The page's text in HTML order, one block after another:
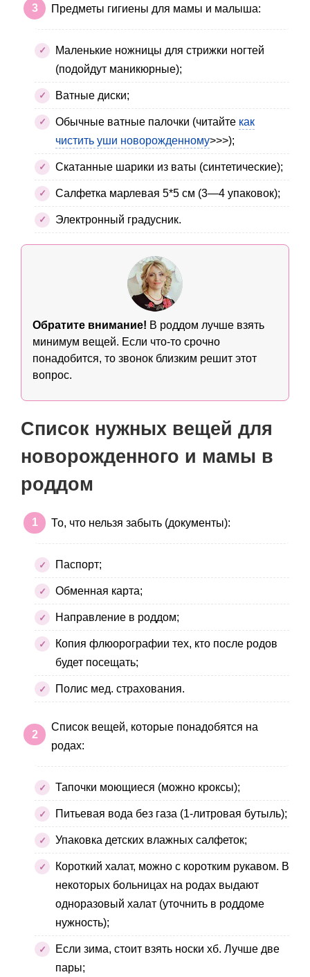
Предметы гигиены для мамы и малыша:
Маленькие ножницы для стрижки ногтей
(подойдут маникюрные);
Ватные диски;
Обычные ватные палочки (читайте как
чистить уши новорожденному>>>);
Скатанные шарики из ваты (синтетические);
Салфетка марлевая 5*5 см (3—4 упаковок);
Электронный градусник.
Обратите внимание! В роддом лучше взять
минимум вещей. Если что-то срочно
понадобится, то звонок близким решит этот
вопрос.
Список нужных вещей для
новорожденного и мамы в
роддом
То, что нельзя забыть (документы):
Паспорт;
Обменная карта;
Направление в роддом;
Копия флюорографии тех, кто после родов
будет посещать;
Полис мед. страхования.
Список вещей, которые понадобятся на
родах:
Тапочки моющиеся (можно кроксы);
Питьевая вода без газа (1-литровая бутыль);
Упаковка детских влажных салфеток;
Короткий халат, можно с коротким рукавом. В
некоторых больницах на родах выдают
одноразовый халат (уточнить в роддоме
нужность);
Если зима, стоит взять носки хб. Лучше две
пары;